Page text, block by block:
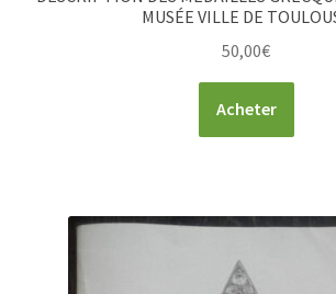
MUSÉE VILLE DE
50,00€
Acheter